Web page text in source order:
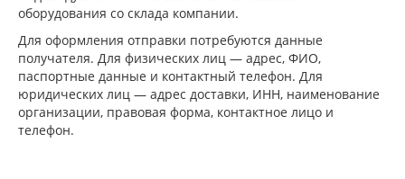
оборудования со склада компании.
Для оформления отправки потребуются данные
получателя. Для физических лиц — адрес, ФИО,
паспортные данные и контактный телефон. Для
юридических лиц — адрес доставки, ИНН, наименование
организации, правовая форма, контактное лицо и
телефон.